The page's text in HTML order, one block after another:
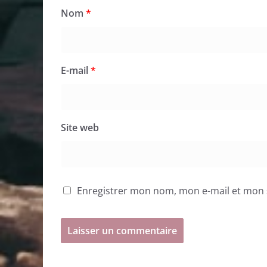
Nom *
E-mail*
Site web
Enregistrer mon nom, mon e-mail et